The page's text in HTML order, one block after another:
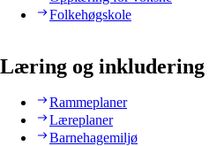
Folkehøgskole
Læring og inkludering
Rammeplaner
Læreplaner
Barnehagemiljø